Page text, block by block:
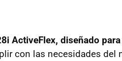
ActiveFlex, diseñado
con las necesidades del